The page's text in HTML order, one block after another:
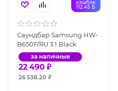
кэшбэк
112.45 Б
Саундбар Samsung HW-
B650F/RU 3.1 Black
за наличные
22 490 ₽
26 538.20 ₽